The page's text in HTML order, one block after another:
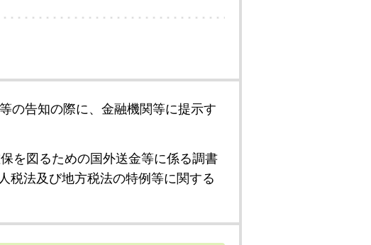
の告知の際に、金融機関等に提示す
を図るための国外送金等に係る調書
税法及び地方税法の特例等に関する